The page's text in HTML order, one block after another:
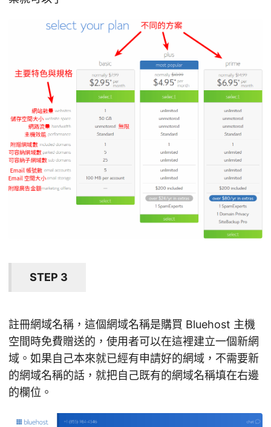
STEP 3
註冊網域名稱，這個網域名稱是購買 Bluehost 主機
空間時免費贈送的，使用者可以在這裡建立一個新網
域。如果自己本來就已經有申請好的網域，不需要新
的網域名稱的話，就把自己既有的網域名稱填在右邊
的欄位。